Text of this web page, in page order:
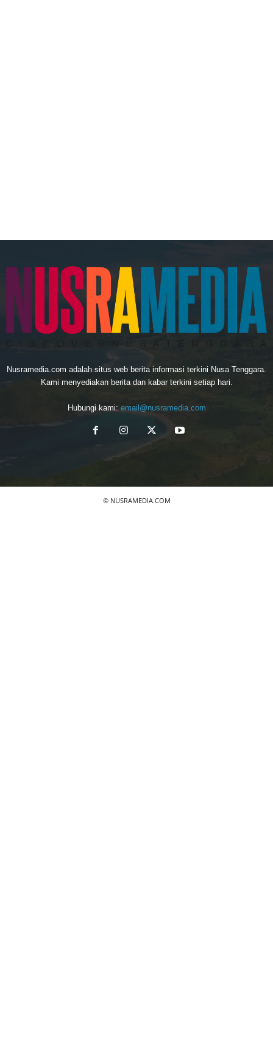
Nusramedia.com adalah situs web berita informasi terkini Nusa Tenggara.
Kami menyediakan berita dan kabar terkini setiap hari.
Hubungi kami: email@nusramedia.com
© NUSRAMEDIA.COM